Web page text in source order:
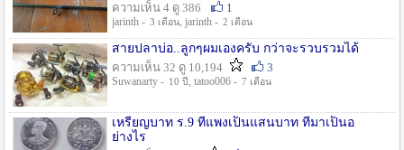
ความเห็น 4 ดู 386
1
jarinth - 3 เดือน, jarinth - 2 เดือน
สายปลาบ่อ..ลูกๆผมเองครับ กว่าจะรวบรวมได้
ความเห็น 32 ดู 10,194
3
Suwanarty - 10 ปี , tatoo006 - 7 เดือน
เหรียญบาท ร.9 ที่แพงเป็นแสนบาท ที่มาเป็นอ
ย่างไร